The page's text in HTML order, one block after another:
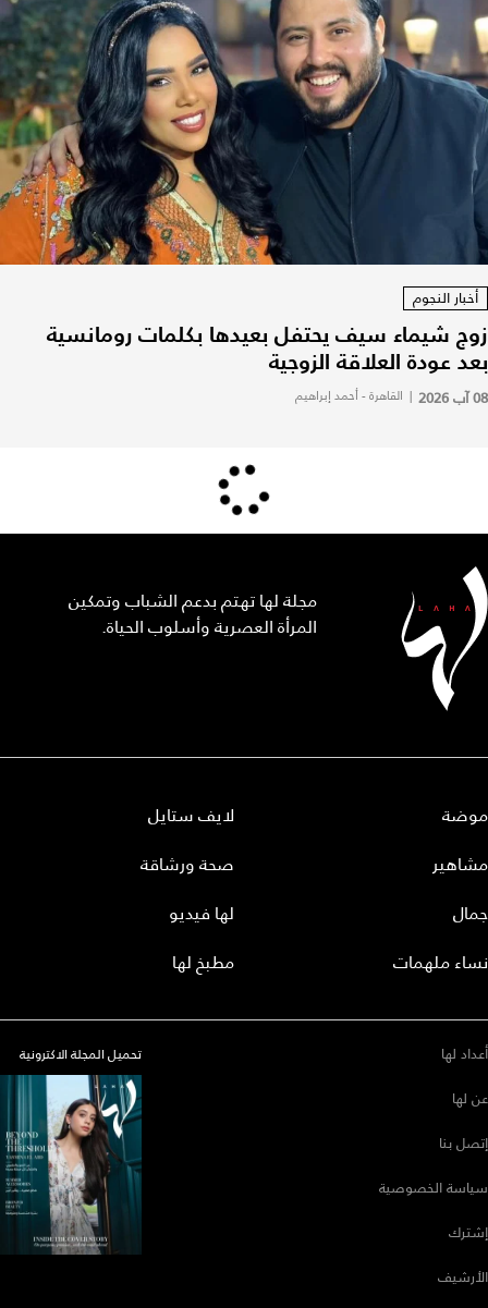
أخبار النجوم
زوج شيماء سيف يحتفل بعيدها بكلمات رومانسية
بعد عودة العلاقة الزوجية
08 آب 2026 | القاهرة - أحمد إبراهيم
مجلة لها تهتم بدعم الشباب وتمكين
المرأة العصرية وأسلوب الحياة.
موضة
مشاهير
جمال
نساء ملهمات
لايف ستايل
صحة ورشاقة
لها فيديو
مطبخ لها
أعداد لها
عن لها
إتصل بنا
سياسة الخصوصية
إشترك
الأرشيف
تحميل المجلة الاكترونية